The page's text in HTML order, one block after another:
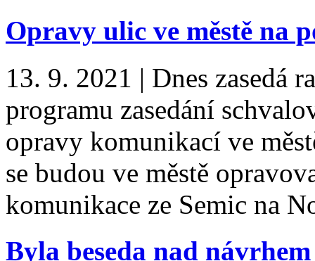
Opravy ulic ve městě na
13. 9. 2021 | Dnes zasedá
programu zasedání
opravy komunikací ve
se budou ve městě
komunikace ze Semic na
Byla beseda nad